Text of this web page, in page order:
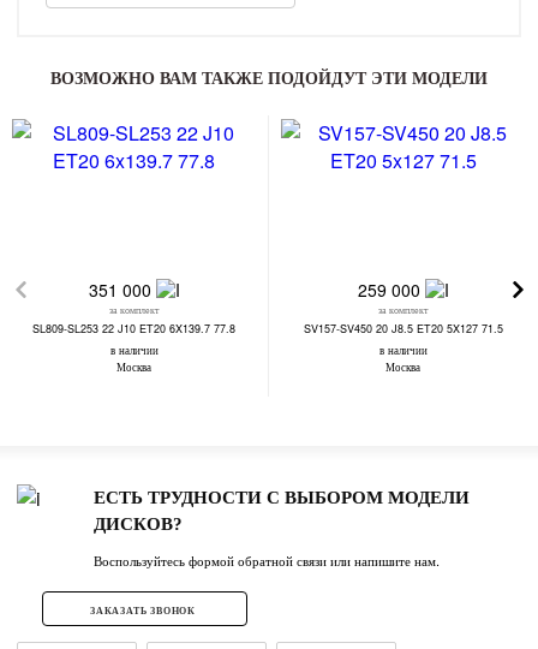
ВОЗМОЖНО ВАМ ТАКЖЕ ПОДОЙДУТ ЭТИ МОДЕЛИ
351 000
за комплект
SL809-SL253 22 J10 ET20 6X139.7 77.8
в наличии
Москва
259 000
за комплект
SV157-SV450 20 J8.5 ET20 5X127 71.5
в наличии
Москва
ЕСТЬ ТРУДНОСТИ С ВЫБОРОМ МОДЕЛИ
ДИСКОВ?
Воспользуйтесь формой обратной связи или напишите нам.
ЗАКАЗАТЬ ЗВОНОК